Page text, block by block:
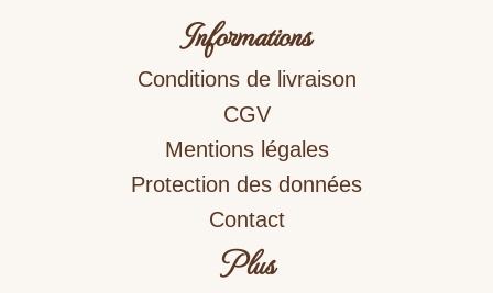
Informations
Conditions de livraison
CGV
Mentions légales
Protection des données
Contact
Plus